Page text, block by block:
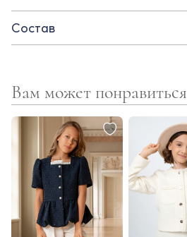
Состав
Вам может понравиться